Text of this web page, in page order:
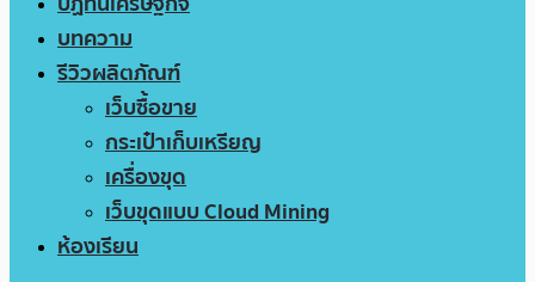
บทความ
รีวิวผลิตภัณฑ์
เว็บซื้อขาย
กระเป๋าเก็บเหรียญ
เครื่องขุด
เว็บขุดแบบ Cloud Mining
ห้องเรียน